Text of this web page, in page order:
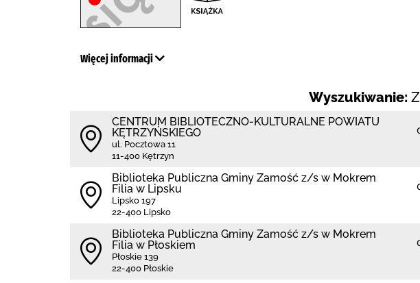
Więcej informacji
Wyszukiwanie:
CENTRUM BIBLIOTECZNO-KULTURALNE POWIATU
KĘTRZYŃSKIEGO
ul. Pocztowa 11
11-400 Kętrzyn
Biblio­teka Publiczna Gminy Zamość z/s w Mokrem
Filia w Lipsku
Lipsko 197
22-400 Lipsko
Biblio­teka Publiczna Gminy Zamość z/s w Mokrem
Filia w Płoskiem
Płoskie 139
22-400 Płoskie